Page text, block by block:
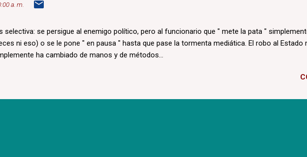
a. m.
selectiva: se persigue al enemigo político, pero al funcionario que " mete la pata "
ni eso) o se le pone " en pausa " hasta que pase la tormenta mediática. El robo al Estado
ha cambiado de manos y de métodos...